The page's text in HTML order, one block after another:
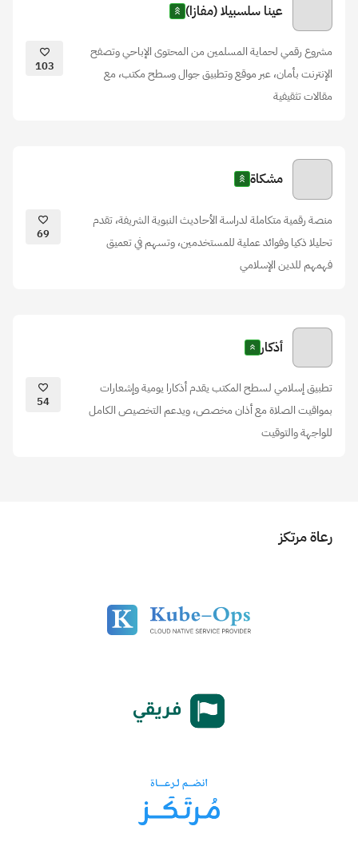
عينا سلسبيلا (مفازا)
مشروع رقمي لحماية المسلمين من المحتوى الإباحي وتصفح
الإنترنت بأمان، عبر موقع وتطبيق جوال وسطح مكتب، مع
مقالات تثقيفية
103
مشكاة
منصة رقمية متكاملة لدراسة الأحاديث النبوية الشريفة، تقدم
تحليلا ذكيا وفوائد عملية للمستخدمين، وتسهم في تعميق
فهمهم للدين الإسلامي
69
أذكار
تطبيق إسلامي لسطح المكتب يقدم أذكارا يومية وإشعارات
بمواقيت الصلاة مع أذان مخصص، ويدعم التخصيص الكامل
للواجهة والتوقيت
54
رعاة مرتكز